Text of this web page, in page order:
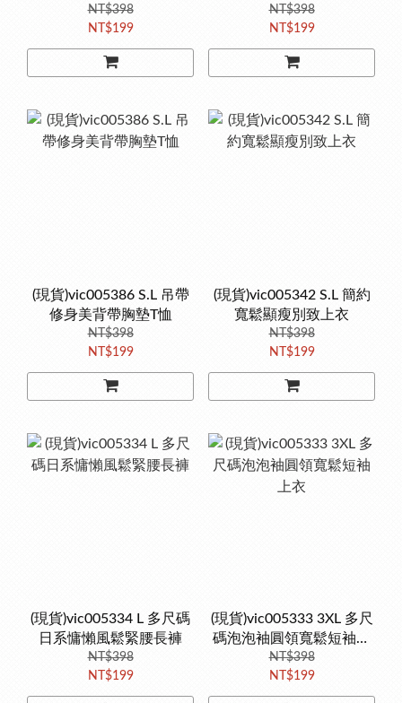
NT$398
NT$199
NT$398
NT$199
(現貨)vic005386 S.L 吊帶
修身美背帶胸墊T恤
NT$398
NT$199
(現貨)vic005342 S.L 簡約
寬鬆顯瘦別致上衣
NT$398
NT$199
(現貨)vic005334 L 多尺碼
日系慵懶風鬆緊腰長褲
NT$398
NT$199
(現貨)vic005333 3XL 多尺
碼泡泡袖圓領寬鬆短袖上
衣
NT$398
NT$199